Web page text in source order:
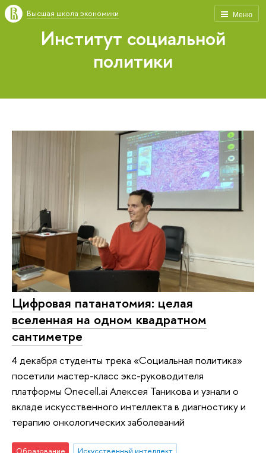
Меню
Высшая школа экономики
Институт социальной
политики
Цифровая патанатомия: целая
вселенная на одном квадратном
сантиметре
4 декабря студенты трека «Социальная политика»
посетили мастер-класс экс-руководителя
платформы Onecell.ai Алексея Таникова и узнали о
вкладе искусственного интеллекта в диагностику и
терапию онкологических заболеваний